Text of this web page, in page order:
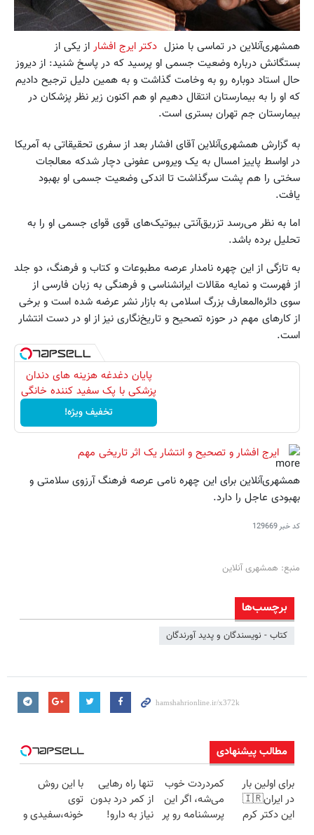
همشهری‌آنلاین در تماسی با منزل دکتر ایرج افشار از یکی از
بستگانش درباره وضعیت جسمی او پرسید که در پاسخ شنید: از دیروز
حال استاد دوباره رو به وخامت گذاشت و به همین دلیل ترجیح دادیم
که او را به بیمارستان انتقال دهیم او هم اکنون زیر نظر پزشکان در
بیمارستان جم تهران بستری است.
به گزارش همشهری‌آنلاین آقای افشار بعد از سفری تحقیقاتی به آمریکا
در اواسط پاییز امسال به یک ویروس عفونی دچار شدکه معالجات
سختی را هم پشت سرگذاشت تا اندکی وضعیت جسمی او بهبود
یافت.
اما به نظر می‌رسد تزریق‌آنتی بیوتیک‌های قوی قوای جسمی او را به
تحلیل برده باشد.
به تازگی از این چهره نامدار عرصه مطبوعات و کتاب و فرهنگ، دو جلد
از فهرست و نمایه مقالات ایرانشناسی و فرهنگی به زبان فارسی از
سوی دائره‌المعارف بزرگ اسلامی به بازار نشر عرضه شده است و برخی
از کارهای مهم در حوزه تصحیح و تاریخ‌نگاری نیز از او در دست انتشار
است.
پایان دغدغه هزینه های دندان
پزشکی با پک سفید کننده خانگی
تخفیف ویژه!
ایرج افشار و تصحیح و انتشار یک اثر تاریخی مهم
همشهری‌آنلاین برای این چهره نامی عرصه فرهنگ آرزوی سلامتی و
بهبودی عاجل را دارد.
کد خبر129669
منبع: همشهری آنلاین
برچسب‌ها
کتاب - نویسندگان و پدید آورندگان
مطالب پیشنهادی
برای اولین بار
در ایران🇮🇷
این دکتر کرم
کمردردت خوب
می‌شه، اگر این
پرسشنامه رو پر
تنها راه رهایی
از کمر درد بدون
نیاز به دارو!
با این روش
توی
خونه،سفیدی و